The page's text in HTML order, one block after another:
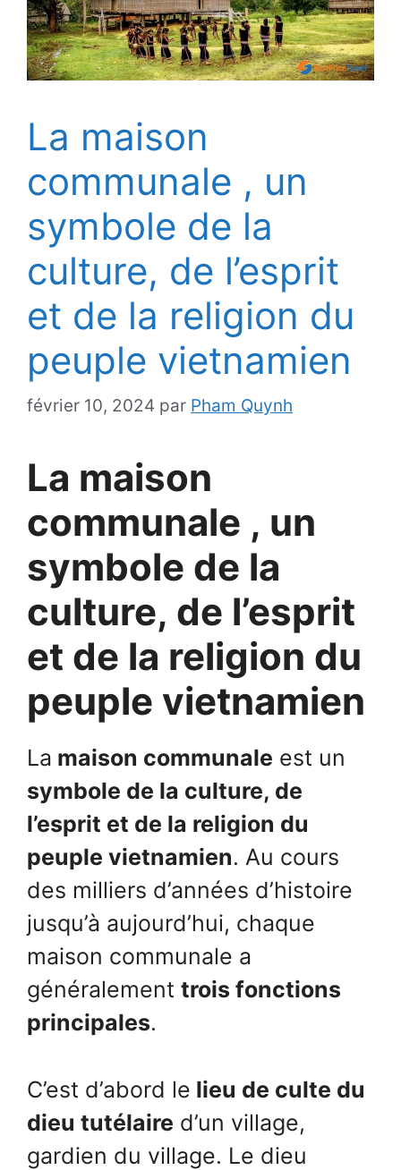
La maison
communale , un
symbole de la
culture, de l’esprit
et de la religion du
peuple vietnamien
février 10, 2024 par Pham Quynh
La maison
communale , un
symbole de la
culture, de l’esprit
et de la religion du
peuple vietnamien
La maison communale est un
symbole de la culture, de
l’esprit et de la religion du
peuple vietnamien. Au cours
des milliers d’années d’histoire
jusqu’à aujourd’hui, chaque
maison communale a
généralement trois fonctions
principales.
C’est d’abord le lieu de culte du
dieu tutélaire d’un village,
gardien du village. Le dieu